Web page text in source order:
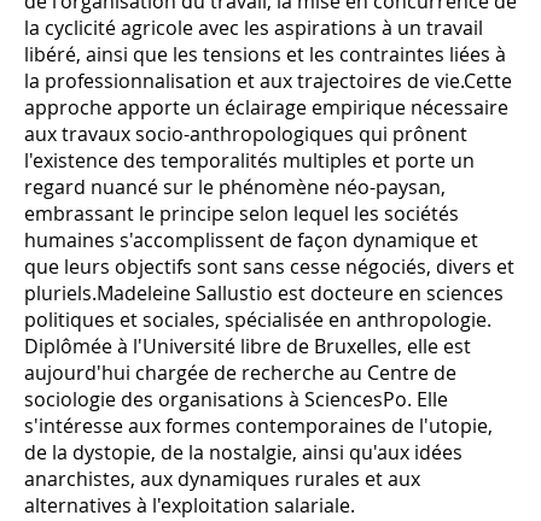
la cyclicité agricole avec les aspirations à un travail
libéré, ainsi que les tensions et les contraintes liées à
la professionnalisation et aux trajectoires de vie.Cette
approche apporte un éclairage empirique nécessaire
aux travaux socio-anthropologiques qui prônent
l'existence des temporalités multiples et porte un
regard nuancé sur le phénomène néo-paysan,
embrassant le principe selon lequel les sociétés
humaines s'accomplissent de façon dynamique et
que leurs objectifs sont sans cesse négociés, divers et
pluriels.Madeleine Sallustio est docteure en sciences
politiques et sociales, spécialisée en anthropologie.
Diplômée à l'Université libre de Bruxelles, elle est
aujourd'hui chargée de recherche au Centre de
sociologie des organisations à SciencesPo. Elle
s'intéresse aux formes contemporaines de l'utopie,
de la dystopie, de la nostalgie, ainsi qu'aux idées
anarchistes, aux dynamiques rurales et aux
alternatives à l'exploitation salariale.